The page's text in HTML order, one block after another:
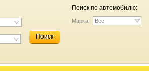
Поиск
Поиск по автомобилю:
Марка: Все